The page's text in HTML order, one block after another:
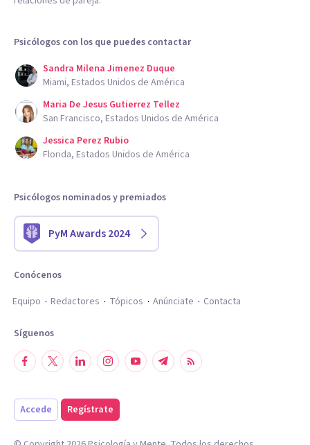
Psicólogos con los que puedes contactar
Sandra Milena Jimenez Duque
Miami, Estados Unidos de América
Maria De Jesus Gutierrez Tellez
San Francisco, Estados Unidos de América
Jessica Perez Rubio
Florida, Estados Unidos de América
Psicólogos nominados y premiados
PyM Awards 2024
Conócenos
Equipo
Redactores Tópicos Anúnciate Contacta
Síguenos
Accede Regístrate